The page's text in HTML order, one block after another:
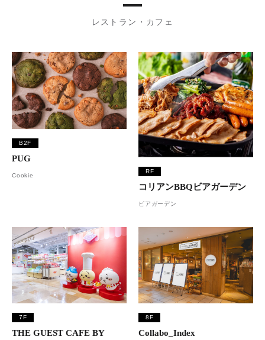
レストラン・カフェ
B2F
PUG
Cookie
RF
コリアンBBQビアガーデン
ビアガーデン
7F
THE GUEST CAFE BY
8F
Collabo_Index